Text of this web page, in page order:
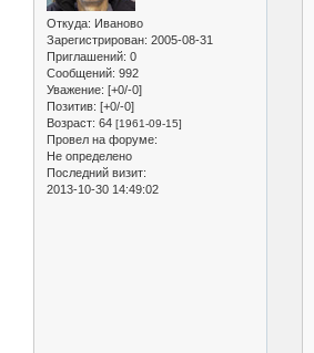
Откуда: Иваново
Зарегистрирован: 2005-08-31
Приглашений: 0
Сообщений: 992
Уважение: [+0/-0]
Позитив: [+0/-0]
Возраст: 64 [1961-09-15]
Провел на форуме:
Не определено
Последний визит:
2013-10-30 14:49:02